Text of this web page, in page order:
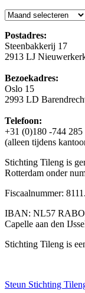
Blog
Postadres:
Steenbakkerij 17
2913 LJ
Bezoekadres:
Oslo 15
2993 LD
Telefoon:
+31 (0)180 -744 285
(alleen tijdens
Stichting Tileng is
Rotterdam onder
Fiscaalnummer:
IBAN: NL57 RABO
Capelle aan den
Stichting Tileng is
Steun Stichting